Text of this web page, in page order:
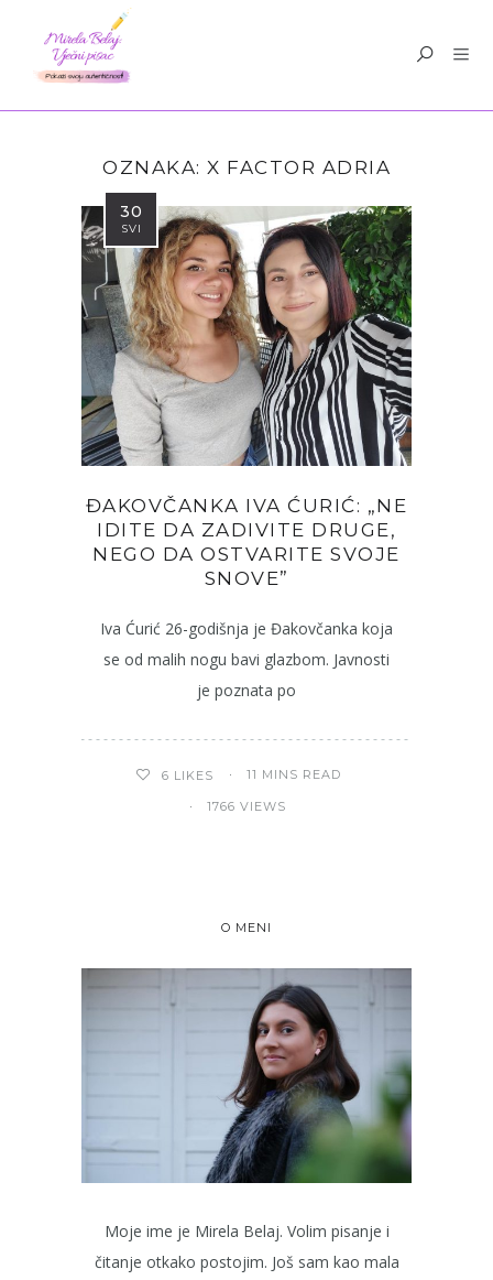
OZNAKA: X FACTOR ADRIA
30
SVI
ĐAKOVČANKA IVA ĆURIĆ: „NE
IDITE DA ZADIVITE DRUGE,
NEGO DA OSTVARITE SVOJE
SNOVE”
Iva Ćurić 26-godišnja je Đakovčanka koja
se od malih nogu bavi glazbom. Javnosti
je poznata po
6 LIKES 11 MINS READ
1766 VIEWS
O MENI
Moje ime je Mirela Belaj. Volim pisanje i
čitanje otkako postojim. Još sam kao mala